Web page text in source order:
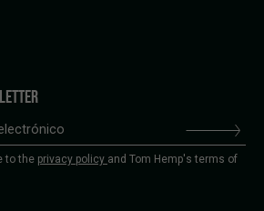
to the privacy policy and Tom Hemp's terms of